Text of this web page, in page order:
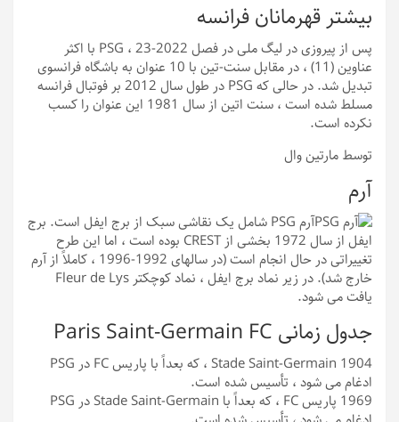
بیشتر قهرمانان فرانسه
پس از پیروزی در لیگ ملی در فصل 2022-23 ، PSG با اکثر
عناوین (11) ، در مقابل سنت-تین با 10 عنوان به باشگاه فرانسوی
تبدیل شد. در حالی که PSG در طول سال 2012 بر فوتبال فرانسه
مسلط شده است ، سنت اتین از سال 1981 این عنوان را کسب
نکرده است.
توسط مارتین وال
آرم
آرم PSG شامل یک نقاشی سبک از برج ایفل است. برج
ایفل از سال 1972 بخشی از CREST بوده است ، اما این طرح
تغییراتی در حال انجام است (در سالهای 1992-1996 ، کاملاً از آرم
خارج شد). در زیر نماد برج ایفل ، نماد کوچکتر Fleur de Lys
یافت می شود.
جدول زمانی Paris Saint-Germain FC
1904
Stade Saint-Germain ، که بعداً با پاریس FC در PSG
ادغام می شود ، تأسیس شده است.
1969
پاریس FC ، که بعداً با Stade Saint-Germain در PSG